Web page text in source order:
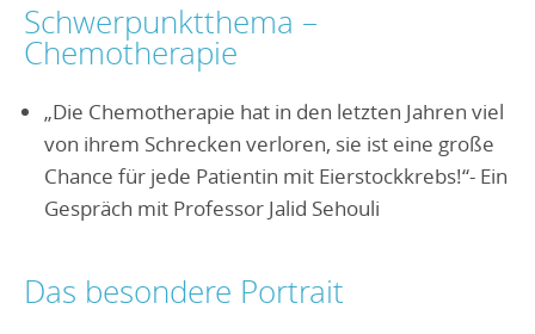
Schwerpunktthema –
Chemotherapie
„Die Chemotherapie hat in den letzten Jahren viel
von ihrem Schrecken verloren, sie ist eine große
Chance für jede Patientin mit Eierstockkrebs!“- Ein
Gespräch mit Professor Jalid Sehouli
Das besondere Portrait